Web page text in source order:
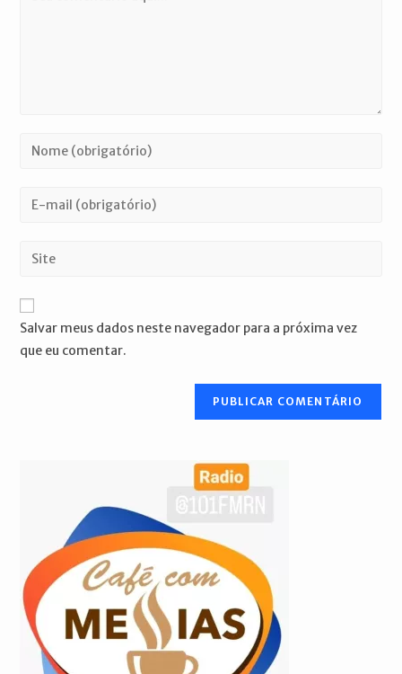
Digite
ou
de
para
comentar
Digite
de
mail
para
comentar
Digite
URL
do
site
Salvar meus dados neste navegador para a próxima vez
que eu comentar.